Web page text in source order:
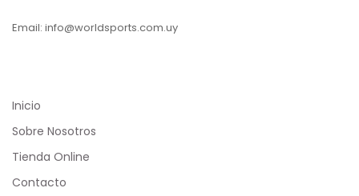
Email: info@worldsports.com.uy
Inicio
Sobre Nosotros
Tienda Online
Contacto